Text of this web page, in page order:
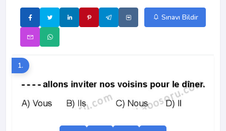
Sınavı Bildir
1.